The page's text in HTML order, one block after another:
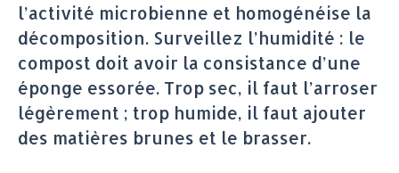
l’activité microbienne et homogénéise la
décomposition. Surveillez l’humidité : le
compost doit avoir la consistance d’une
éponge essorée. Trop sec, il faut l’arroser
légèrement ; trop humide, il faut ajouter
des matières brunes et le brasser.